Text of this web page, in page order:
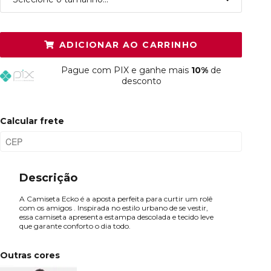
Restam mais de 6 itens
G Restam mais de 6 itens
ADICIONAR AO CARRINHO
Pague com PIX e ganhe mais 10% de
desconto
Calcular frete
Descrição
A Camiseta Ecko é a aposta perfeita para curtir um rolê
com os amigos . Inspirada no estilo urbano de se vestir,
essa camiseta apresenta estampa descolada e tecido leve
que garante conforto o dia todo.
Outras cores